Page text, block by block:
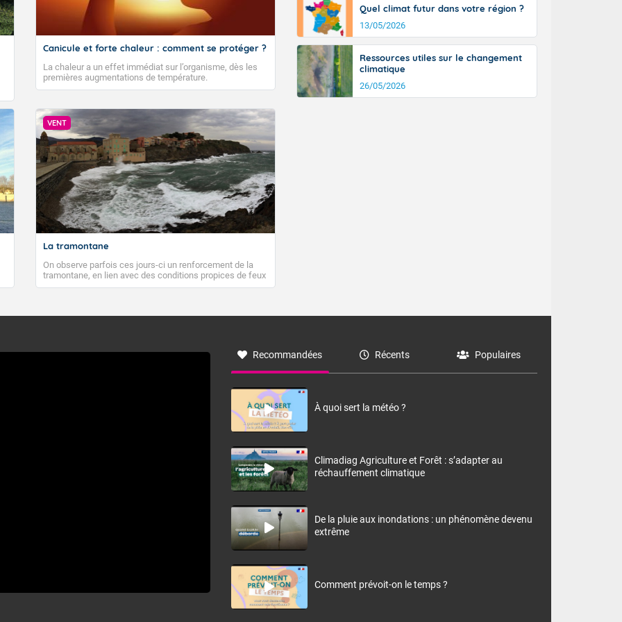
Canicule et forte chaleur : comment se protéger ?
La chaleur a un effet immédiat sur l’organisme, dès les
premières augmentations de température.
VENT
La tramontane
On observe parfois ces jours-ci un renforcement de la
tramontane, en lien avec des conditions propices de feux
de forêt. Mais qu'est-ce que la tramontane ? Quelles sont
à nord-ouest, dans un secteur qui part du Roussillon à la
monts, en allusion aux régions montagneuses d’où
Quel climat futur dans votre région ?
13/05/2026
Ressources utiles sur le changement
climatique
26/05/2026
Recommandées Récents Populaires
À quoi sert la météo ?
Climadiag Agriculture et Forêt : s’adapter au
réchauffement climatique
De la pluie aux inondations : un phénomène devenu
extrême
Comment prévoit-on le temps ?